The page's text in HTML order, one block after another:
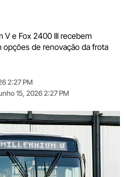
V e Fox 2400 III recebem
opções de renovação da frota
2:27 PM
15, 2026 2:27 PM